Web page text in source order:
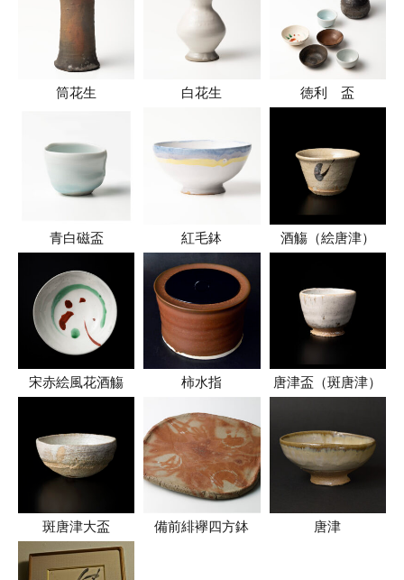
筒花生 白花生 徳利 盃
青白磁盃 紅毛鉢 酒觴（絵唐津）
宋赤絵風花酒觴 柿水指 唐津盃（斑唐津）
斑唐津大盃 備前緋襷四方鉢 唐津